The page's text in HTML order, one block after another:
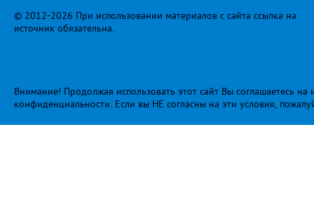
© 2012-2026 При использовании материалов с сайта ссылка на
источник обязательна.
Внимание! Продолжая использовать этот сайт Вы соглашаетесь
конфиденциальности. Если вы НЕ согласны на эти условия,